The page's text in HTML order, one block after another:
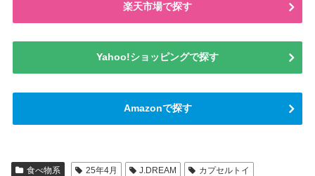
楽天市場で探す
Yahoo!ショッピングで探す
Amazonで探す
食べ物系 25年4月 J.DREAM カプセルトイ